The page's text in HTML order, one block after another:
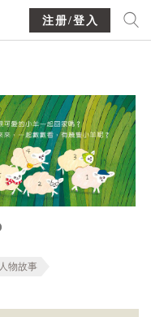
注册/登入
人物故事